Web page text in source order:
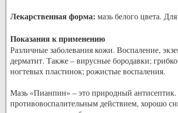
Лекарственная форма: мазь белого цвета.
Показания к применению
Различные заболевания кожи. Воспаление,
дерматит. Также – вирусные бородавки;
ногтевых пластинок; рожистые воспаления.
Мазь «Пианпин» – это природный
противовоспалительным действием, хорошо